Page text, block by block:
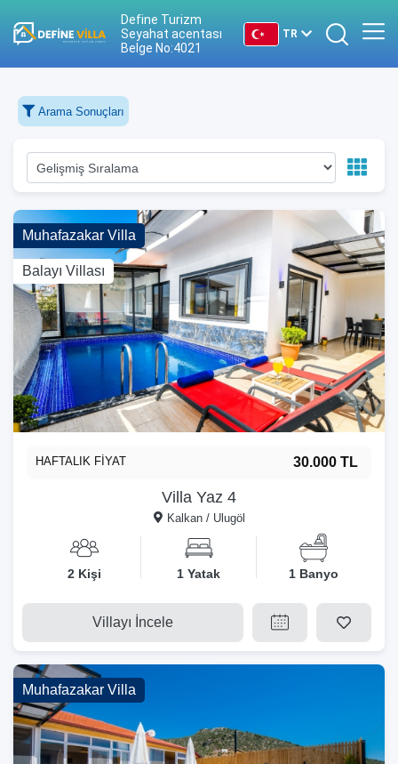
Define Turizm
Seyahat acentası
Belge No:4021
TR
DE
RU
Arama Sonuçları
Muhafazakar Villa
Balayı Villası
Villa Yaz 4
Kalkan / Ulugöl
HAFTALIK FİYAT 30.000 TL
2 Kişi 1 Yatak 1 Banyo
Villayı İncele
Muhafazakar Villa